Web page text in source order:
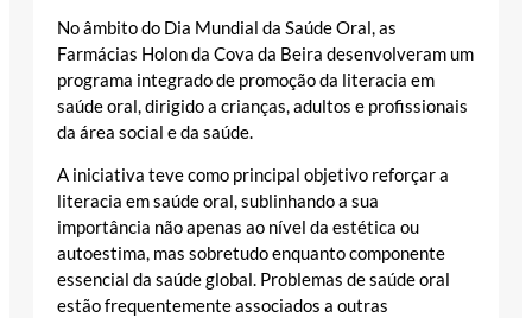
No âmbito do Dia Mundial da Saúde Oral, as
Farmácias Holon da Cova da Beira desenvolveram um
programa integrado de promoção da literacia em
saúde oral, dirigido a crianças, adultos e profissionais
da área social e da saúde.
A iniciativa teve como principal objetivo reforçar a
literacia em saúde oral, sublinhando a sua
importância não apenas ao nível da estética ou
autoestima, mas sobretudo enquanto componente
essencial da saúde global. Problemas de saúde oral
estão frequentemente associados a outras